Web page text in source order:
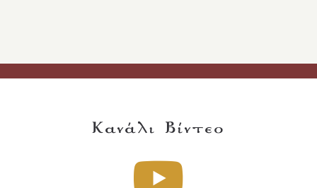
Κανάλι Βίντεο